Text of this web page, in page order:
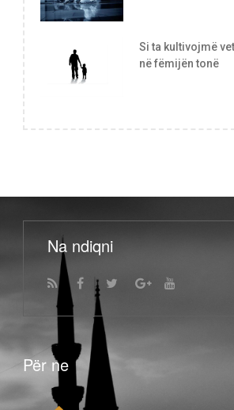
Si ta kultivojmë
në fëmijën tonë
Na ndiqni
Për ne